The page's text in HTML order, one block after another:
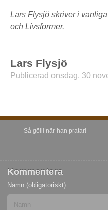
Lars Flysjö skriver i
och Livsformer.
Lars Flysjö
Publicerad onsdag, 30
Så gölli när han pratar!
Kommentera
Namn (obligatoriskt)